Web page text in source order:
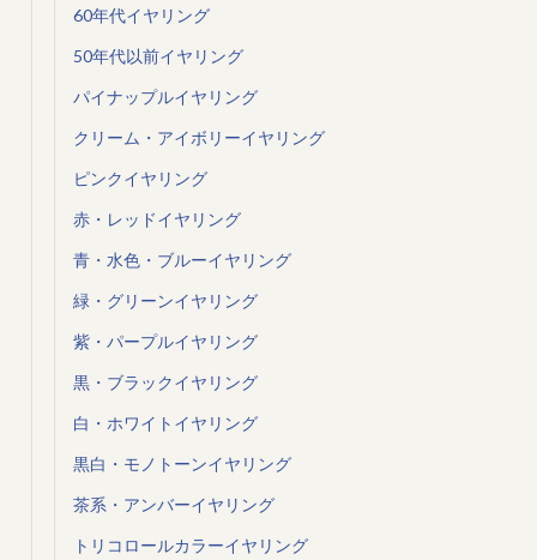
60年代イヤリング
50年代以前イヤリング
パイナップルイヤリング
クリーム・アイボリーイヤリング
ピンクイヤリング
赤・レッドイヤリング
青・水色・ブルーイヤリング
緑・グリーンイヤリング
紫・パープルイヤリング
黒・ブラックイヤリング
白・ホワイトイヤリング
黒白・モノトーンイヤリング
茶系・アンバーイヤリング
トリコロールカラーイヤリング